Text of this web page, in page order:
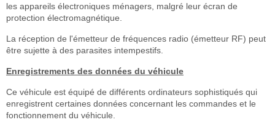
les appareils électroniques ménagers, malgré leur écran de
protection électromagnétique.
La réception de l'émetteur de fréquences radio (émetteur RF) peut
être sujette à des parasites intempestifs.
Enregistrements des données du véhicule
Ce véhicule est équipé de différents ordinateurs sophistiqués qui
enregistrent certaines données concernant les commandes et le
fonctionnement du véhicule.